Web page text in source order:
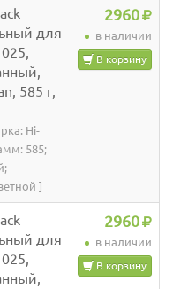
для
585 г,
Hi-
585;
]
2960
в наличии
В корзину
для
2960
в наличии
В корзину